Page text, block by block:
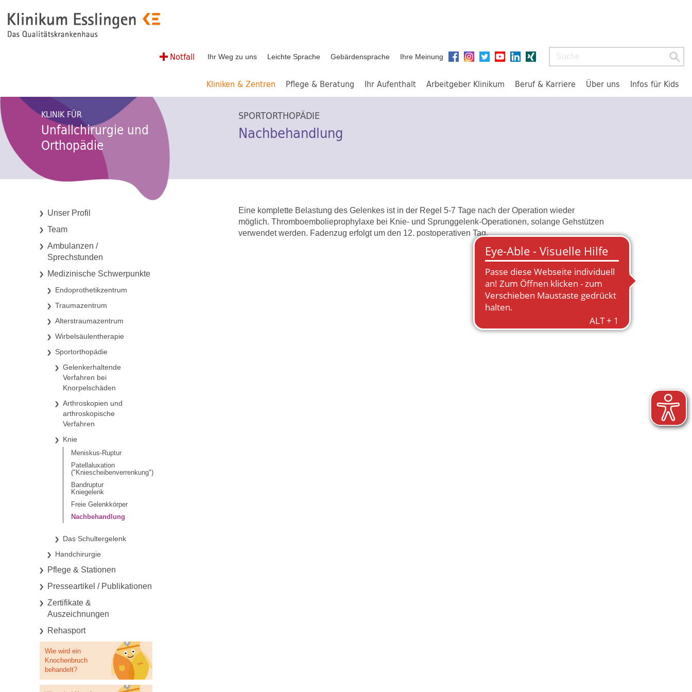
Notfall Ihr Weg zu uns Leichte Sprache Gebärdensprache Ihre Meinung Suchbegriff
Kliniken & Zentren Pflege & Beratung Ihr Aufenthalt Arbeitgeber Klinikum Beruf & Karriere Über uns Infos für Kids
KLINIK FÜR
Unfallchirurgie und
Orthopädie
SPORTORTHOPÄDIE
Nachbehandlung
Unser Profil
Team
Ambulanzen /
Sprechstunden
Medizinische Schwerpunkte
Endoprothetikzentrum
Traumazentrum
Alterstraumazentrum
Wirbelsäulentherapie
Sportorthopädie
Gelenkerhaltende
Verfahren bei
Knorpelschäden
Arthroskopien und
arthroskopische
Verfahren
Knie
Meniskus-Ruptur
Patellaluxation
("Kniescheibenverrenkung")
Bandruptur
Kniegelenk
Freie Gelenkkörper
Nachbehandlung
Das Schultergelenk
Handchirurgie
Pflege & Stationen
Presseartikel / Publikationen
Zertifikate &
Auszeichnungen
Rehasport
Wie wird ein
Knochenbruch
behandelt?
Eine komplette Belastung des Gelenkes ist in der Regel 5-7 Tage nach der Operation wieder
möglich. Thromboembolieprophylaxe bei Knie- und Sprunggelenk-Operationen, solange Gehstützen
verwendet werden. Fadenzug erfolgt um den 12. postoperativen Tag.